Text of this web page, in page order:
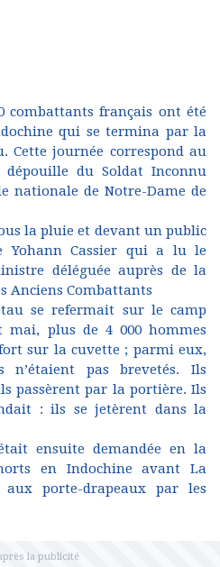
combattants français ont été
qui se termina par la
Cette journée correspond au
du Soldat Inconnu
nationale de Notre-Dame de
la pluie et devant un public
Yohann Cassier qui a lu le
déléguée auprès de la
Anciens Combattants
se refermait sur le camp
mai, plus de 4 000 hommes
sur la cuvette ; parmi eux,
n’étaient pas brevetés. Ils
passèrent par la portière. Ils
: ils se jetèrent dans la
ensuite demandée en la
en Indochine avant La
porte-drapeaux par les